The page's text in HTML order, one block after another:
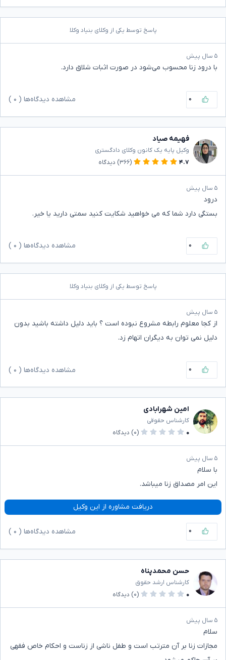
پاسخ توسط یکی از وکلای بنیاد وکلا
۵ سال پیش
با درود زنا محسوب می‌شود در صورت اثبات شلاق دارد.
۰ مشاهده دیدگاه‌ها ( ۰
فهیمه صیاد
وکیل پایه یک کانون وکلای دادگستری
۴.۷
(۳۶۶) دیدگاه
۵ سال پیش
درود
بستگی دارد شما که می خواهید شکایت کنید سمتی دارید یا خیر.
۰ مشاهده دیدگاه‌ها ( ۰
پاسخ توسط یکی از وکلای بنیاد وکلا
۵ سال پیش
از کجا معلوم رابطه مشروع نبوده است ؟ باید دلیل داشته باشید بدون
دلیل نمی توان به دیگران اتهام زد.
۰ مشاهده دیدگاه‌ها ( ۰
امین شهرابادی
کارشناس حقوقی
۰
(۰) دیدگاه
۵ سال پیش
با سلام
این امر مصداق زنا میباشد.
دریافت مشاوره از این وکیل
۰ مشاهده دیدگاه‌ها ( ۰
حسن محمدپناه
کارشناس ارشد حقوق
۰
(۰) دیدگاه
۵ سال پیش
سلام
مجازات زنا بر آن مترتب است و طفل ناشی از زناست و احکام خاص فقهی